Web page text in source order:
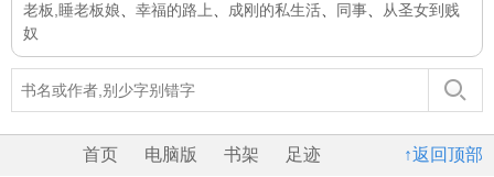
老板,睡老板娘
幸福的路上 成刚的私生活 同事
从圣女到贱
奴
↑返回顶部
首页 电脑版 书架 足迹